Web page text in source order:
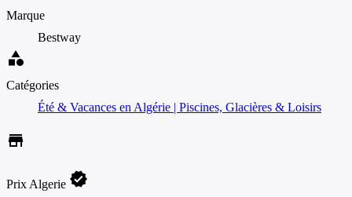
Marque
Bestway
category
Catégories
Été & Vacances en Algérie | Piscines, Glacières & Loisirs
store
Prix Algerie verified